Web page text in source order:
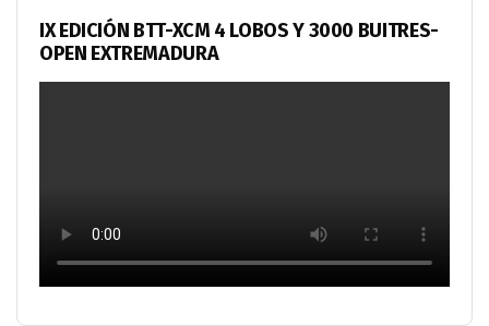
IX EDICIÓN BTT-XCM 4 LOBOS Y 3000 BUITRES-
OPEN EXTREMADURA